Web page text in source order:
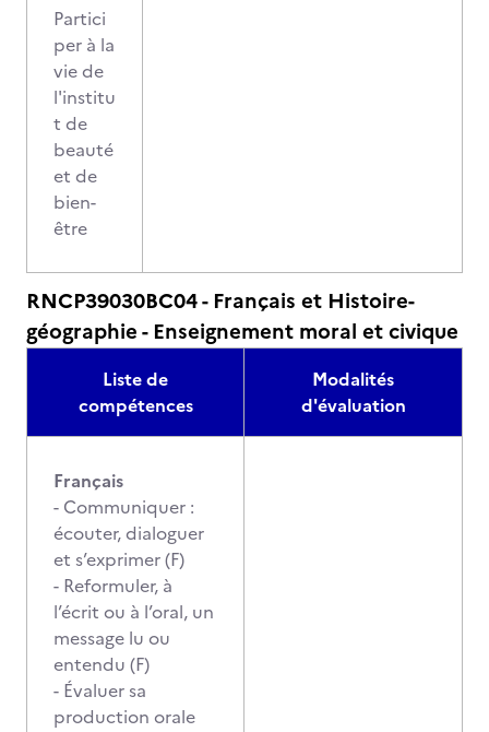
Partici
per à la
vie de
l'institu
t de
beauté
et de
bien-
être
RNCP39030BC04 - Français et Histoire-
géographie - Enseignement moral et civique
Liste de
compétences
Modalités
d'évaluation
Français
- Communiquer :
écouter, dialoguer
et s’exprimer (F)
- Reformuler, à
l’écrit ou à l’oral, un
message lu ou
entendu (F)
- Évaluer sa
production orale